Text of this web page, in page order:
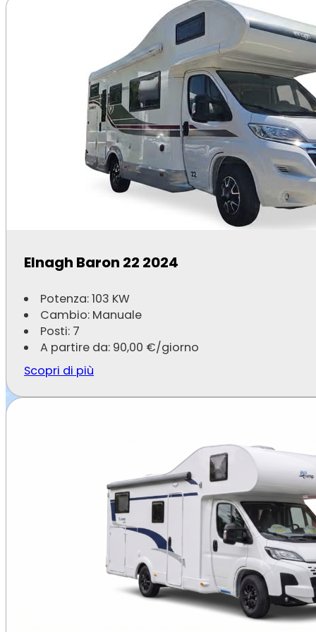
Elnagh Baron 22 2024
Potenza: 103 KW
Cambio: Manuale
Posti: 7
A partire da: 90,00 €/giorno
Scopri di più
Noleggio camper a Modena